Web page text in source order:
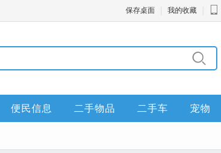
保存桌面 我的收藏
便民信息 二手物品 二手车 宠物